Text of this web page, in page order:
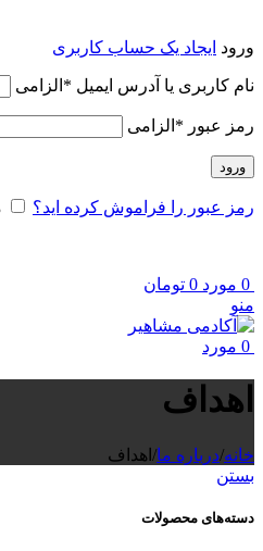
ورود ایجاد یک حساب کاربری
نام کاربری یا آدرس ایمیل * الزامی
رمز عبور * الزامی
ورود
رمز عبور را فراموش کرده اید؟
0 مورد 0 تومان
منو
0 مورد
اهداف
خانه/درباره ما/ اهداف
بستن
دسته‌های محصولات